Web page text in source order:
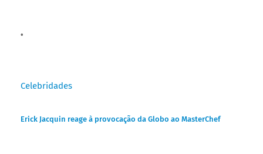
Celebridades
Erick Jacquin reage à provocação da Globo ao MasterChef